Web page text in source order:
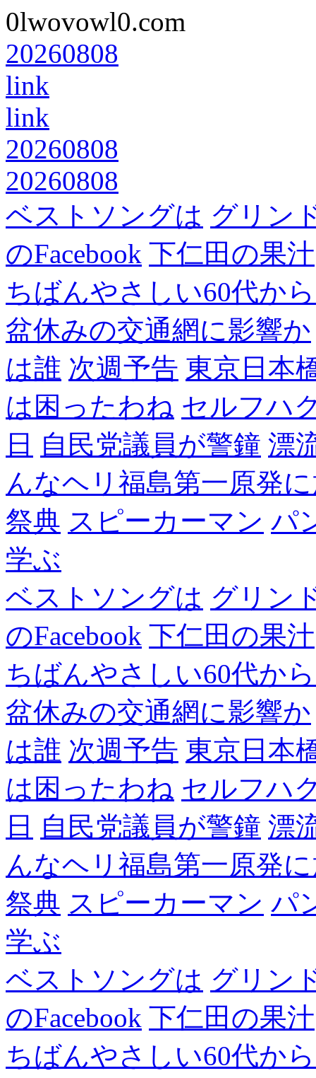
0lwovowl0.com
20260808
link
link
20260808
20260808
ベストソングは グリン
のFacebook 下仁田の果汁
ちばんやさしい60代から
盆休みの交通網に影響か
は誰 次週予告 東京日本
は困ったわね セルフハ
日 自民党議員が警鐘 漂
んなヘリ福島第一原発
祭典 スピーカーマン パ
学ぶ
ベストソングは グリン
のFacebook 下仁田の果汁
ちばんやさしい60代から
盆休みの交通網に影響か
は誰 次週予告 東京日本
は困ったわね セルフハ
日 自民党議員が警鐘 漂
んなヘリ福島第一原発
祭典 スピーカーマン パ
学ぶ
ベストソングは グリン
のFacebook 下仁田の果汁
ちばんやさしい60代から